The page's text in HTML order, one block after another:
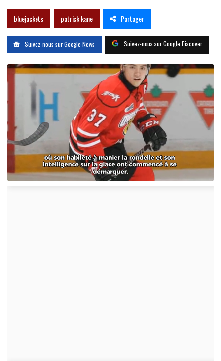
bluejackets patrick kane Partager
Suivez-nous sur Google News Suivez-nous sur Google Discover